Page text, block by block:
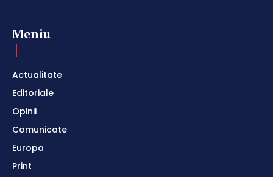
Meniu
Actualitate
Editoriale
Opinii
Comunicate
Europa
Print